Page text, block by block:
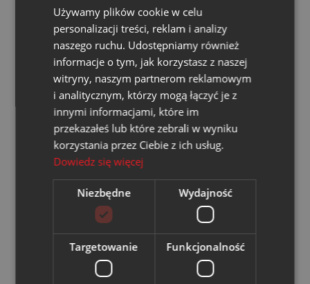
dostęp do faktury w KSeF,
weryfikację danych zawartych w fakturze.
Załączniki do faktur
Załączniki do faktur za energię cieplną oraz energię
elektryczną (wraz z wizualizacją faktury) będą
przekazywane Odbiorcom
w formie papierowej,
w formie elektronicznej (e-mail),
za pośrednictwem systemu e-BOK.
Używamy plików cookie w celu
personalizacji treści, reklam i analizy
naszego ruchu. Udostępniamy również
informacje o tym, jak korzystasz z naszej
witryny, naszym partnerom reklamowym
i analitycznym, którzy mogą łączyć je z
innymi informacjami, które im
przekazałeś lub które zebrali w wyniku
korzystania przez Ciebie z ich usług.
Dowiedz się więcej
Niezbędne Wydajność
Targetowanie Funkcjonalność